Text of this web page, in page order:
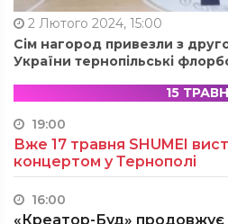
2 Лютого 2024, 15:00
Сім нагород привезли з
України тернопільські
15
19:00
Вже 17 травня SHUMEI
концертом у Тернополі
16:00
«Креатор-Буд» продовжує